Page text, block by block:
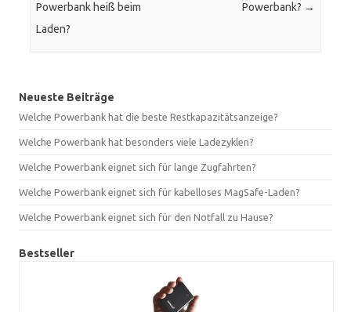
Powerbank heiß beim
Laden?
Powerbank? →
Neueste Beiträge
Welche Powerbank hat die beste Restkapazitätsanzeige?
Welche Powerbank hat besonders viele Ladezyklen?
Welche Powerbank eignet sich für lange Zugfahrten?
Welche Powerbank eignet sich für kabelloses MagSafe-Laden?
Welche Powerbank eignet sich für den Notfall zu Hause?
Bestseller